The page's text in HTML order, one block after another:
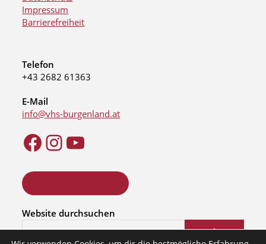
Impressum
Barrierefreiheit
Telefon
+43 2682 61363
E-Mail
info@vhs-burgenland.at
Website durchsuchen
Suchen